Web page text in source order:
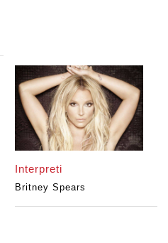
Interpreti
Britney Spears